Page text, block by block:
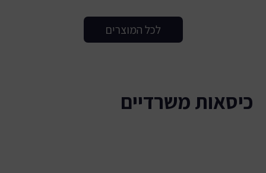
לכל המוצרים
כיסאות משרדיים